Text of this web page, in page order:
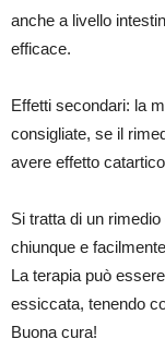
anche a livello
efficace.
Effetti secondari: la
consigliate, se il
avere effetto
Si tratta di un
chiunque e
La terapia può
essiccata, tenendo
Buona cura!